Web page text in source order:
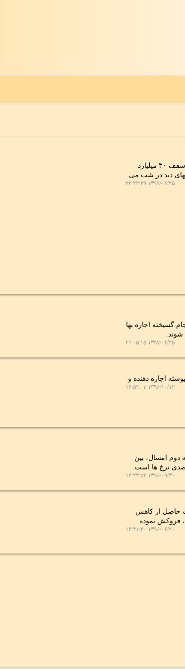
انبار دارای جواز كسب از اتحادیه انبارداران بزرگ تهران می باشد و كلیه كانتینرهای انبار تا سقف ۳۰ میلیارد
دید در شب می
۱۳۹۹/۰۶/۲۵ ۲۲:۲۲:۲۹
گسیخته اجاره بها
شوند.
۱۳۹۷/۰۴/۲۵ ۲۱:۰۵:۱۵
اجاره دهنده و
۱۳۹۶/۱۰/۱۲ ۱۶:۵۲:۰۳
دوم امسال، بین
۱۳۹۶/۰۹/۳۰ ۱۴:۲۴:۵۳
حاصل از كاهش
فروكش نموده
۱۳۹۶/۰۶/۲۰ ۱۴:۴۱:۴۰